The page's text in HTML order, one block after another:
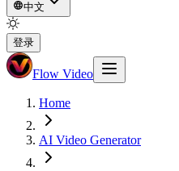
中文
登录
Flow Video
Home
AI Video Generator